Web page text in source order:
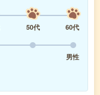
50代
60代
男性